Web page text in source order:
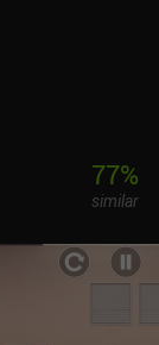
77%
similar